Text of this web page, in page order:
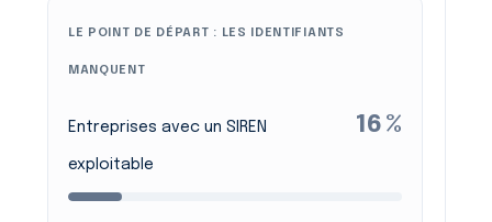
LE POINT DE DÉPART : LES IDENTIFIANTS
MANQUENT
Entreprises avec un SIREN
exploitable
16 %